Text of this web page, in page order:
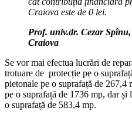
Craiova este de 0 lei.
Prof. univ.dr. Cezar
Craiova
Se vor mai efectua lucrări de
trotuare de protecție pe o
pietonale pe o suprafață de 267,4
pe o suprafață de 1736 mp, dar și
o suprafață de 583,4 mp.